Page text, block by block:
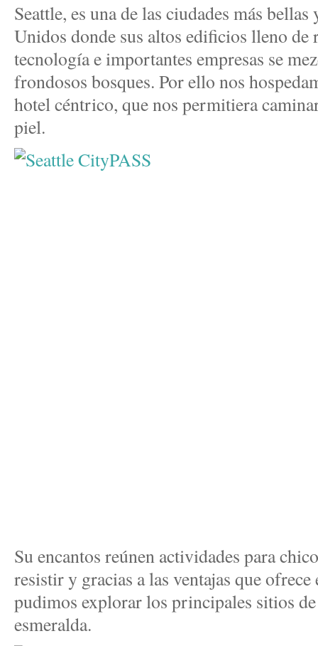
Seattle, es una de las ciudades más
Unidos donde sus altos edificios lleno de
tecnología e importantes empresas se
frondosos bosques. Por ello nos
hotel céntrico, que nos permitiera
piel.
Su encantos reúnen actividades para
resistir y gracias a las ventajas que
pudimos explorar los principales sitios
esmeralda.